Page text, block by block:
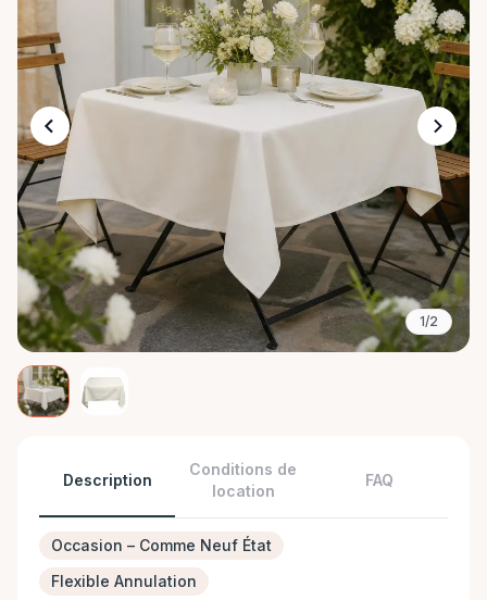
1/2
Description
Conditions de
location
FAQ
Occasion – Comme Neuf État
Flexible Annulation